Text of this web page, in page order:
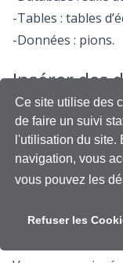
Ce site utilise des
de faire un suivi
l'utilisation du site.
navigation, vous
vous pouvez les
Refuser les
-Tables : tables
-Données : pions.
Insérer des
Maintenant que
structure, notre
d’insérer des
INSERT INTO. Il
-Avec la méthode